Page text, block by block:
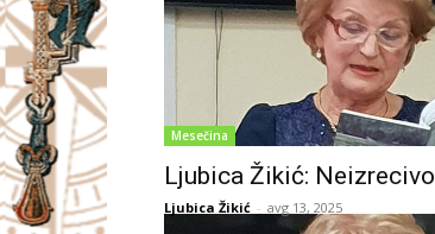
Mesečina
Ljubica Žikić: Neizrecivo
Ljubica Žikić - avg 13, 2025